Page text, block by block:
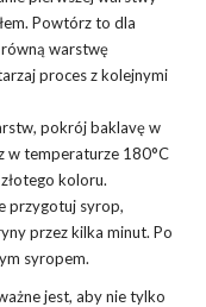
Powtórz to dla
warstwę
proces z kolejnymi
pokrój baklavę w
w temperaturze 180°C
koloru.
przygotuj syrop,
przez kilka minut. Po
syropem.
jest, aby nie tylko